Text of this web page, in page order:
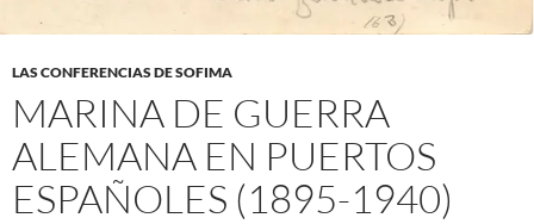
LAS CONFERENCIAS DE SOFIMA
MARINA DE GUERRA
ALEMANA EN PUERTOS
ESPAÑOLES (1895-1940)